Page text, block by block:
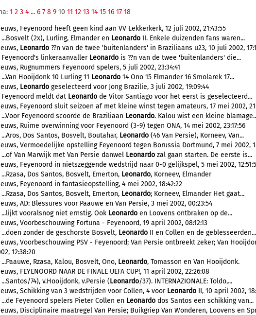
1 2 3 4 ... 6 7 8 9 10 11 12 13 14 15 16 17 18
Feyenoord heeft geen kind aan VV Lekkerkerk, 12 juli 2002, 21:43:55
...Bosvelt (2x), Lurling, Elmander en Leonardo II. Enkele duizenden fans waren...
Leonardo ??n van de twee 'buitenlanders' in Braziliaans u23, 10 juli 2002,
Feyenoord's linkeraanvaller Leonardo is ??n van de twee 'buitenlanders' die...
Rugnummers Feyenoord spelers, 5 juli 2002, 23:34:41
...Van Hooijdonk 10 Lurling 11 Leonardo 14 Ono 15 Elmander 16 Smolarek 17...
Leonardo geselecteerd voor Jong Brazilie, 3 juli 2002, 19:09:44
Feyenoord meldt dat Leonardo de Vitor Santiago voor het eerst is geselecteerd...
Feyenoord sluit seizoen af met kleine winst tegen amateurs, 17 mei 2002,
...Voor Feyenoord scoorde de Braziliaan Leonardo. Kalou wist een kleine
Ruime overwinning voor Feyenoord (3-9) tegen ONA, 14 mei 2002, 23:17:56
...Aros, Dos Santos, Bosvelt, Boutahar, Leonardo (46 Van Persie), Korneev, Van...
Vermoedelijke opstelling Feyenoord tegen Borussia Dortmund, 7 mei 2002,
...of Van Marwijk met Van Persie danwel Leonardo zal gaan starten. De eerste is...
Feyenoord in nietszeggende wedstrijd naar 0-0 gelijkspel, 5 mei 2002,
...Rzasa, Dos Santos, Bosvelt, Emerton, Leonardo, Korneev, Elmander
Feyenoord in fantasieopstelling, 4 mei 2002, 18:42:22
...Rzasa, Dos Santos, Bosvelt, Emerton, Leonardo; Korneev, Elmander Het gaat...
AD: Blessures voor Paauwe en Van Persie, 3 mei 2002, 00:23:54
...lijkt vooralsnog niet ernstig. Ook Leonardo en Loovens ontbraken op de...
Voorbeschouwing Fortuna - Feyenoord, 19 april 2002, 08:12:13
...doen zonder de geschorste Bosvelt, Leonardo II en Collen en de geblesseerden...
Voorbeschouwing PSV - Feyenoord; Van Persie ontbreekt zeker; Van
12:38:20
...Paauwe, Rzasa, Kalou, Bosvelt, Ono, Leonardo, Tomasson en Van Hooijdonk.
FEYENOORD NAAR DE FINALE UEFA CUP!, 11 april 2002, 22:26:08
...Santos/74), v.Hooijdonk, v.Persie (Leonardo/37). INTERNAZIONALE: Toldo,...
Schikking van 3 wedstrijden voor Collen, 4 voor Leonardo II, 10 april 2002,
...de Feyenoord spelers Pieter Collen en Leonardo dos Santos een schikking van...
Disciplinaire maatregel Van Persie; Buikgriep Van Wonderen, Loovens en